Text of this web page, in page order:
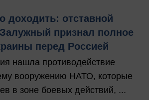
доходить: отставной
признал полное
перед Россией
нашла противодействие
вооружению НАТО, которые
в зоне боевых действий, ...